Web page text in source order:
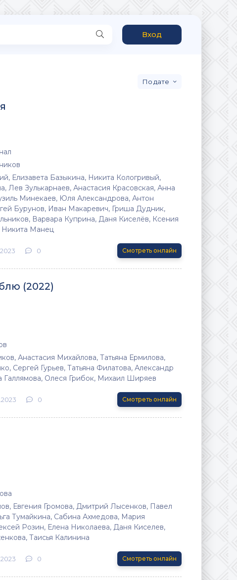
Вход
дате
Елизавета Базыкина, Никита Кологривый,
Лев Зулькарнаев, Анастасия Красовская, Анна
Минекаев, Юля Александрова, Антон
Бурунов, Иван Макаревич, Гриша Дудник,
Варвара Куприна, Даня Киселёв, Ксения
Никита Манец
0 Смотреть онлайн
(2022)
Анастасия Михайлова, Татьяна Ермилова,
Сергей Гурьев, Татьяна Филатова, Александр
Галлямова, Олеся Грибок, Михаил Ширяев
0 Смотреть онлайн
Евгения Громова, Дмитрий Лысенков, Павел
Тумайкина, Сабина Ахмедова, Мария
Розин, Елена Николаева, Даня Киселев,
Таисья Калинина
0 Смотреть онлайн